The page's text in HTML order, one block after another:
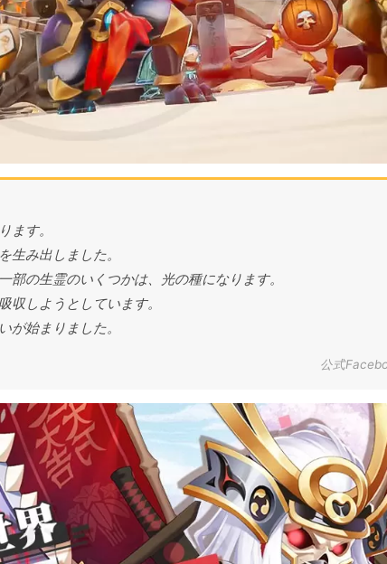
ます。
生み出しました。
の生霊のいくつかは、光の種になります。
収しようとしています。
が始まりました。
公式